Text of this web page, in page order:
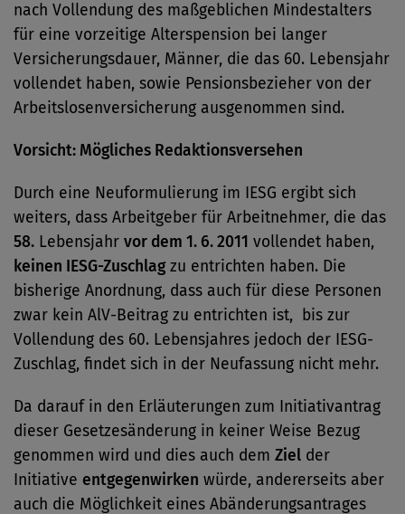
nach Vollendung des maßgeblichen Mindestalters
für eine vorzeitige Alterspension bei langer
Versicherungsdauer, Männer, die das 60. Lebensjahr
vollendet haben, sowie Pensionsbezieher von der
Arbeitslosenversicherung ausgenommen sind.
Vorsicht: Mögliches Redaktionsversehen
Durch eine Neuformulierung im IESG ergibt sich
weiters, dass Arbeitgeber für Arbeitnehmer, die das
58. Lebensjahr vor dem 1. 6. 2011 vollendet haben,
keinen IESG-Zuschlagzu entrichten haben. Die
bisherige Anordnung, dass auch für diese Personen
zwar kein AlV-Beitrag zu entrichten ist, bis zur
Vollendung des 60. Lebensjahres jedoch der IESG-
Zuschlag, findet sich in der Neufassung nicht mehr.
Da darauf in den Erläuterungen zum Initiativantrag
dieser Gesetzesänderung in keiner Weise Bezug
genommen wird und dies auch dem Ziel der
Initiative entgegenwirken würde, andererseits aber
auch die Möglichkeit eines Abänderungsantrages